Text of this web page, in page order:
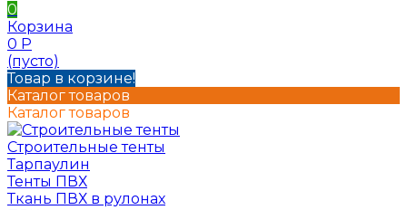
0
Корзина
0 Р
(пусто)
Товар в корзине!
Каталог товаров
Каталог товаров
Строительные тенты
Тарпаулин
Тенты ПВХ
Ткань ПВХ в рулонах